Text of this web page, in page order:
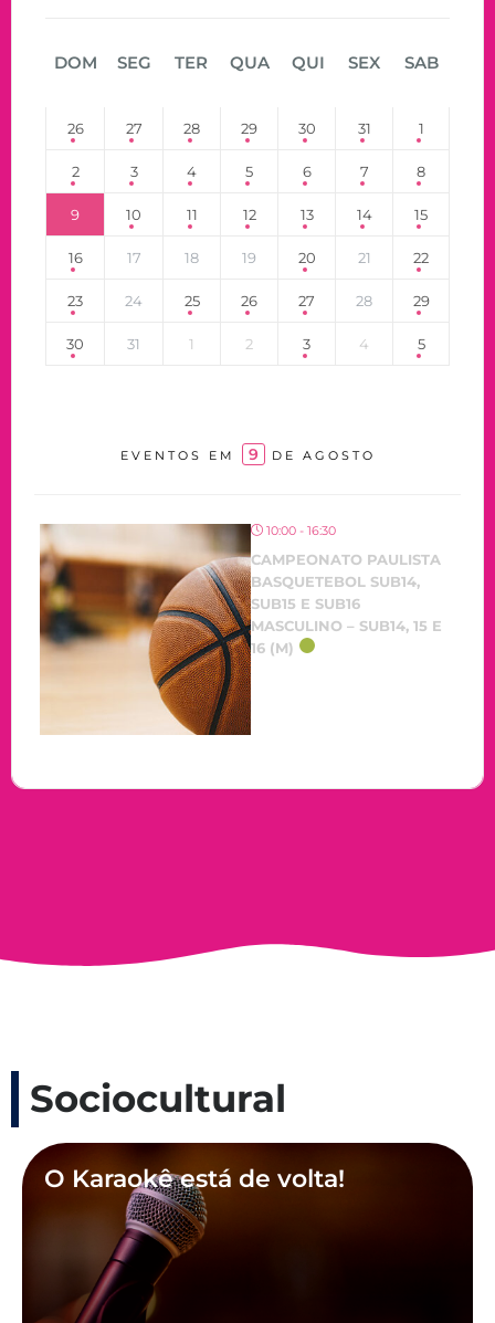
DOM SEG TER QUA QUI SEX SAB
26 27 28 29 30 31 1
2 3 4 5 6 7 8
9 10 11 12 13 14 15
16 17 18 19 20 21 22
23 24 25 26 27 28 29
30 31 1 2 3 4 5
EVENTOS EM 9 DE AGOSTO
10:00 - 16:30
CAMPEONATO PAULISTA
BASQUETEBOL SUB14,
SUB15 E SUB16
MASCULINO – SUB14, 15 E
16 (M)
Sociocultural
O Karaokê está de volta!